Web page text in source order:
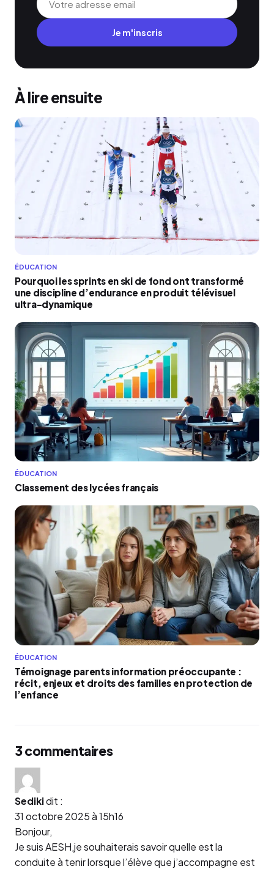
Je m'inscris
À lire ensuite
ÉDUCATION
Pourquoi les sprints en ski de fond ont transformé
une discipline d’endurance en produit télévisuel
ultra-dynamique
ÉDUCATION
Classement des lycées français
ÉDUCATION
Témoignage parents information préoccupante :
récit, enjeux et droits des familles en protection de
l’enfance
3 commentaires
Sedikidit :
31 octobre 2025 à 15h16
Bonjour,
Je suis AESH,je souhaiterais savoir quelle est la
conduite à tenir lorsque l’élève que j’accompagne est